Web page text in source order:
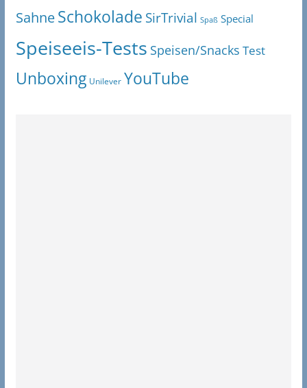
SahneSchokolade SirTrivial Spaß Special
Speiseeis-Tests Speisen/Snacks Test
Unboxing Unilever YouTube